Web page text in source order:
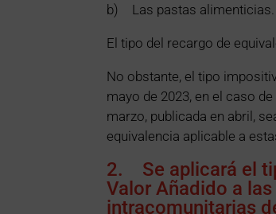
b) Las pastas alimenticias.
El tipo del recargo de
No obstante, el tipo
mayo de 2023, en el caso
marzo, publicada en abril,
equivalencia aplicable a
2. Se aplicará el
Valor Añadido a
intracomunitarias